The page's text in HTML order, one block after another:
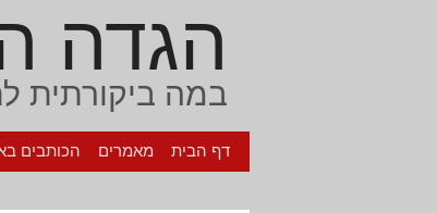
הגדה
במה ביקורתית
דף הבית מאמרים הכותבים